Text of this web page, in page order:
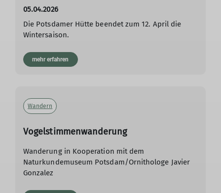
05.04.2026
Die Potsdamer Hütte beendet zum 12. April die
Wintersaison.
mehr erfahren
Wandern
Vogelstimmenwanderung
Wanderung in Kooperation mit dem
Naturkundemuseum Potsdam/Ornithologe Javier
Gonzalez